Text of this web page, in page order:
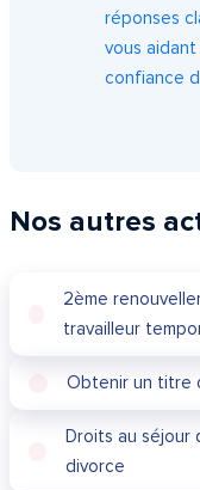
réponses
vous
confiance
Nos autres
2ème
travailleur
Obtenir un titre
Droits au séjour
divorce